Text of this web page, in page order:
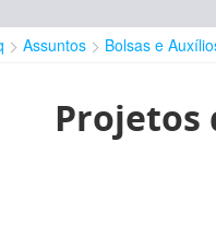
Assuntos Bolsas e
Projetos